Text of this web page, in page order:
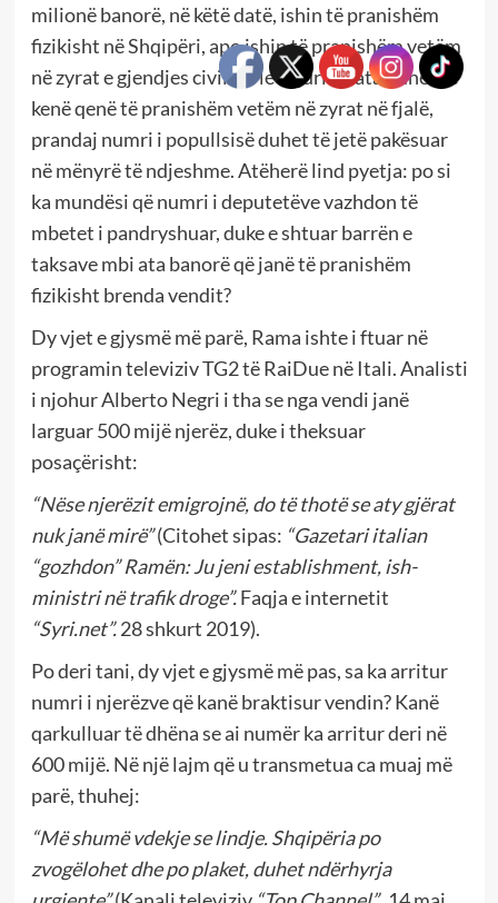
milionë banorë, në këtë datë, ishin të pranishëm
fizikisht në Shqipëri, apo ishin të pranishëm vetëm
në zyrat e gjendjes civile. Me siguri që ata duhet të
kenë qenë të pranishëm vetëm në zyrat në fjalë,
prandaj numri i popullsisë duhet të jetë pakësuar
në mënyrë të ndjeshme. Atëherë lind pyetja: po si
ka mundësi që numri i deputetëve vazhdon të
mbetet i pandryshuar, duke e shtuar barrën e
taksave mbi ata banorë që janë të pranishëm
fizikisht brenda vendit?
Dy vjet e gjysmë më parë, Rama ishte i ftuar në
programin televiziv TG2 të RaiDue në Itali. Analisti
i njohur Alberto Negri i tha se nga vendi janë
larguar 500 mijë njerëz, duke i theksuar
posaçërisht:
“Nëse njerëzit emigrojnë, do të thotë se aty gjërat
nuk janë mirë”(Citohet sipas: “Gazetari italian
“gozhdon” Ramën: Ju jeni establishment, ish-
ministri në trafik droge”.Faqja e internetit
“Syri.net”.28 shkurt 2019).
Po deri tani, dy vjet e gjysmë më pas, sa ka arritur
numri i njerëzve që kanë braktisur vendin? Kanë
qarkulluar të dhëna se ai numër ka arritur deri në
600 mijë. Në një lajm që u transmetua ca muaj më
parë, thuhej:
“Më shumë vdekje se lindje. Shqipëria po
zvogëlohet dhe po plaket, duhet ndërhyrja